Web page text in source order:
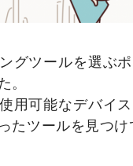
グツールを選ぶ
。
用可能なデバイ
たツールを見つけ